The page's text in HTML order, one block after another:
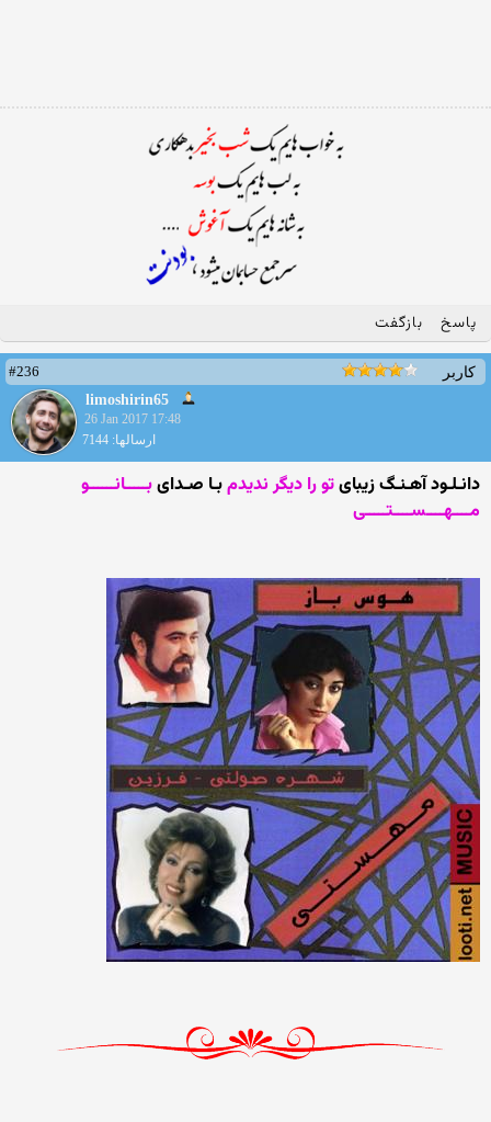
پاسخ بازگفت
کاربر
#236
limoshirin65
26 Jan 2017 17:48
ارسالها: 7144
دانـلـود آهـنـگ زیبایتو را دیگر ندیدمبـا صـدایبـــــانــــــو
مــــهــــســــتـــــی